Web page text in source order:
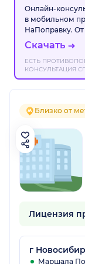
Онлайн-
в мобильном
НаПоправку.
Скачать
ЕСТЬ
КОНСУЛЬТАЦИЯ
Близко от
Лицензия
г
Маршала